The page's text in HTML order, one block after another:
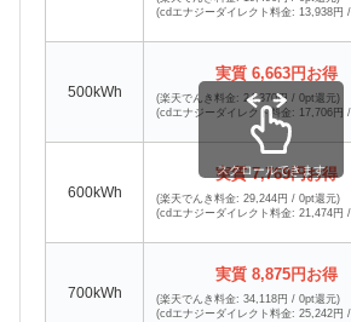
(cdエナジーダイレクト料金: 13,938円
500kWh
実質 6,663円お得
(楽天でんき料金: 24,370円 / 0pt還元)
(cdエナジーダイレクト料金: 17,706円
600kWh
実質 7,769円お得
(楽天でんき料金: 29,244円 / 0pt還元)
(cdエナジーダイレクト料金: 21,474円
700kWh
実質 8,875円お得
(楽天でんき料金: 34,118円 / 0pt還元)
(cdエナジーダイレクト料金: 25,242円
スクロールできます